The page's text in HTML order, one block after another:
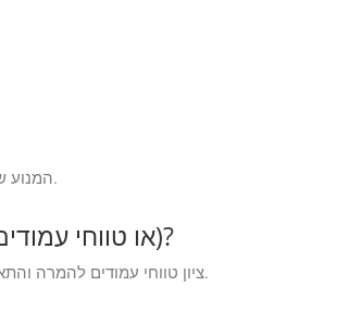
המנוע שלנו שומר על העיצוב המקורי עם דיוק של 99%, במיוחד עבור טבלאות וגרפיקה וקטורית; עם זאת, במקרים של קצה, ניתן להתאים אישית כללי חילוף.
האם אוכל להתאים אישית פורמטים של פלט (למשל, להתאים את איכות התמונה, דחיסת PDF או טווחי עמודים)?
כן, ממשקי ה-API מספקים אפשרויות התאמה אישית מתקדמות, כגון הגדרת איכות תמונה עבור קובצי PDF, ציון טווחי עמודים להמרה והתאמת רמות הדחיסה. עיין בתיעוד לפרטים.